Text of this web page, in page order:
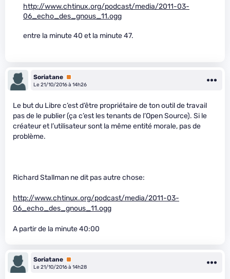
http://www.chtinux.org/podcast/media/2011-03-
06_echo_des_gnous_11.ogg
entre la minute 40 et la minute 47.
Soriatane Premium
Le 21/10/2016 à 14h26
Le but du Libre c’est d’être propriétaire de ton outil de travail
pas de le publier (ça c’est les tenants de l’Open Source). Si le
créateur et l’utilisateur sont la même entité morale, pas de
problème.
Richard Stallman ne dit pas autre chose:
http://www.chtinux.org/podcast/media/2011-03-
06_echo_des_gnous_11.ogg
A partir de la minute 40:00
Soriatane Premium
Le 21/10/2016 à 14h28